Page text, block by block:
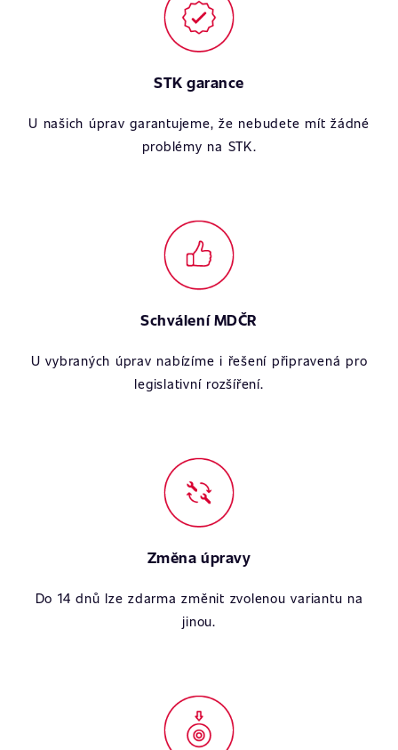
STK garance
U našich úprav garantujeme, že nebudete mít žádné
problémy na STK.
Schválení MDČR
U vybraných úprav nabízíme i řešení připravená pro
legislativní rozšíření.
Změna úpravy
Do 14 dnů lze zdarma změnit zvolenou variantu na
jinou.